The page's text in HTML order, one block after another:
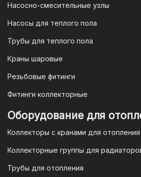
юридических лиц
Для наших корпоративных
мы предлагаем
выставим вам счет,
оплатить в течение 3
организаций и ИП
связаться с оптовым
электронную почту
Насосно-смесительные узлы
Насосы для теплого пола
Трубы для теплого пола
Краны шаровые
Резьбовые фитинги
Фитинги коллекторные
Оборудование для
Коллекторы с кранами для отопления
Коллекторные группы для
Трубы для отопления